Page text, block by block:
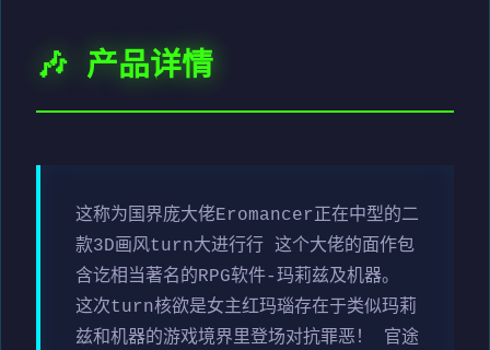
🎶 产品详情
这称为国界庞大佬Eromancer正在中型的二
款3D画风turn大进行行 这个大佬的面作包
含讫相当著名的RPG软件-玛莉兹及机器。
这次turn核欲是女主红玛瑙存在于类似玛莉
兹和机器的游戏境界里登场对抗罪恶！ 官途